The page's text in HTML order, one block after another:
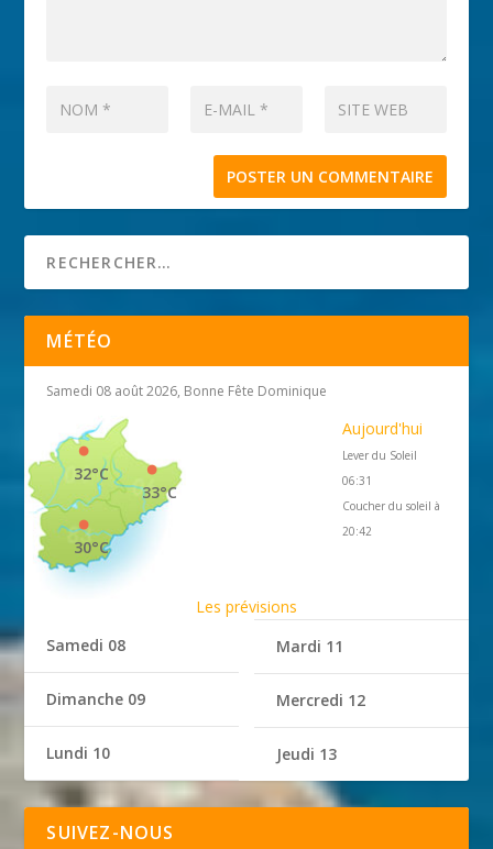
MÉTÉO
Samedi 08 août 2026, Bonne Fête Dominique
33°C
32°C
30°C
Aujourd'hui
Lever du Soleil
06:31
Coucher du soleil à
20:42
Les prévisions
Samedi 08
Dimanche 09
Lundi 10
Mardi 11
Mercredi 12
Jeudi 13
SUIVEZ-NOUS